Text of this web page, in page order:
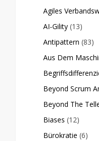
Agiles
AI-Gility (13)
Antipattern (83)
Aus Dem
Beyond Scrum
Beyond The
Biases (12)
Bürokratie (6)